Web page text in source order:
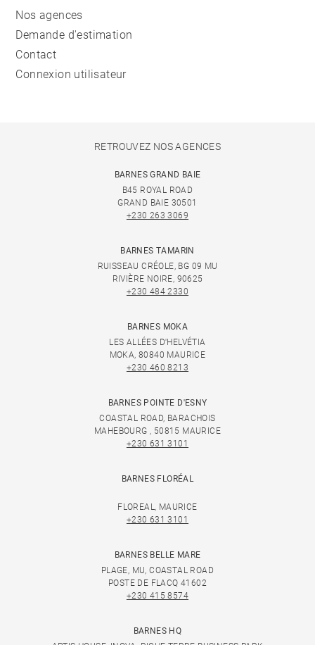
Nos agences
Demande d'estimation
Contact
Connexion utilisateur
RETROUVEZ NOS AGENCES
BARNES GRAND BAIE
B45 ROYAL ROAD
GRAND BAIE 30501
+230 263 3069
BARNES TAMARIN
RUISSEAU CRÉOLE, BG 09 MU
RIVIÈRE NOIRE, 90625
+230 484 2330
BARNES MOKA
LES ALLÉES D'HELVÉTIA
MOKA, 80840 MAURICE
+230 460 8213
BARNES POINTE D'ESNY
COASTAL ROAD, BARACHOIS
MAHEBOURG , 50815 MAURICE
+230 631 3101
BARNES FLORÉAL
FLOREAL, MAURICE
+230 631 3101
BARNES BELLE MARE
PLAGE, MU, COASTAL ROAD
POSTE DE FLACQ 41602
+230 415 8574
BARNES HQ